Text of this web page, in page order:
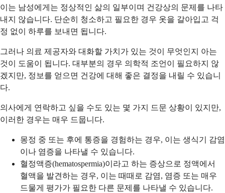
이는 남성에게는 정상적인 삶의 일부이며 건강상의 문제를 나타
내지 않습니다. 단순히 청소하고 필요한 경우 옷을 갈아입고 걱
정 없이 하루를 보내면 됩니다.
그러나 의료 제공자와 대화할 가치가 있는 것이 무엇인지 아는
것이 도움이 됩니다. 대부분의 경우 의학적 조언이 필요하지 않
겠지만, 정보를 얻으면 건강에 대해 좋은 결정을 내릴 수 있습니
다.
의사에게 연락하고 싶을 수도 있는 몇 가지 드문 상황이 있지만,
이러한 경우는 매우 드뭅니다.
몽정 중 또는 후에 통증을 경험하는 경우, 이는 생식기 감염
이나 염증을 나타낼 수 있습니다.
혈정액증(hematospermia)이라고 하는 증상으로 정액에서
혈액을 발견하는 경우, 이는 때때로 감염, 염증 또는 매우
드물게 평가가 필요한 다른 문제를 나타낼 수 있습니다.